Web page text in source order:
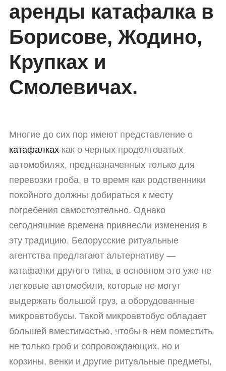
аренды катафалка в
Борисове, Жодино,
Крупках и
Смолевичах.
Многие до сих пор имеют представление о
катафалках как о черных продолговатых
автомобилях, предназначенных только для
перевозки гроба, в то время как родственники
покойного должны добираться к месту
погребения самостоятельно. Однако
сегодняшние времена привнесли изменения в
эту традицию. Белорусские ритуальные
агентства предлагают альтернативу —
катафалки другого типа, в основном это уже не
легковые автомобили, которые не могут
выдержать большой груз, а оборудованные
микроавтобусы. Такой микроавтобус обладает
большей вместимостью, чтобы в нем поместить
не только гроб и сопровождающих, но и
корзины, венки и другие ритуальные предметы,